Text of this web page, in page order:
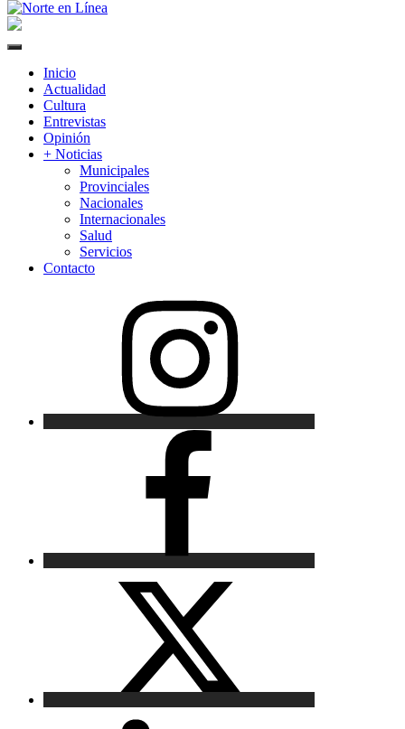
Primary
Inicio
Actualidad
Cultura
Entrevistas
Opinión
+ Noticias
Municipales
Provinciales
Nacionales
Internacionales
Salud
Servicios
Contacto